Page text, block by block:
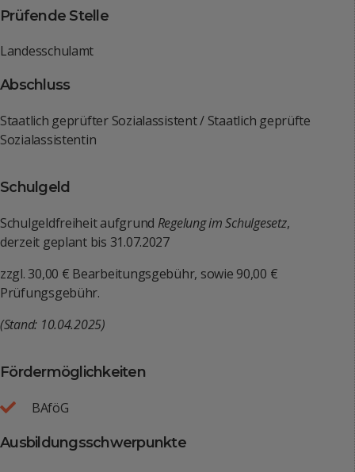
Prüfende Stelle
Landesschulamt
Abschluss
Staatlich geprüfter Sozialassistent / Staatlich geprüfte
Sozialassistentin
Schulgeld
Schulgeldfreiheit aufgrund Regelung im Schulgesetz,
derzeit geplant bis 31.07.2027
zzgl. 30,00 € Bearbeitungsgebühr, sowie 90,00 €
Prüfungsgebühr.
(Stand: 10.04.2025)
Fördermöglichkeiten
BAföG
Ausbildungsschwerpunkte